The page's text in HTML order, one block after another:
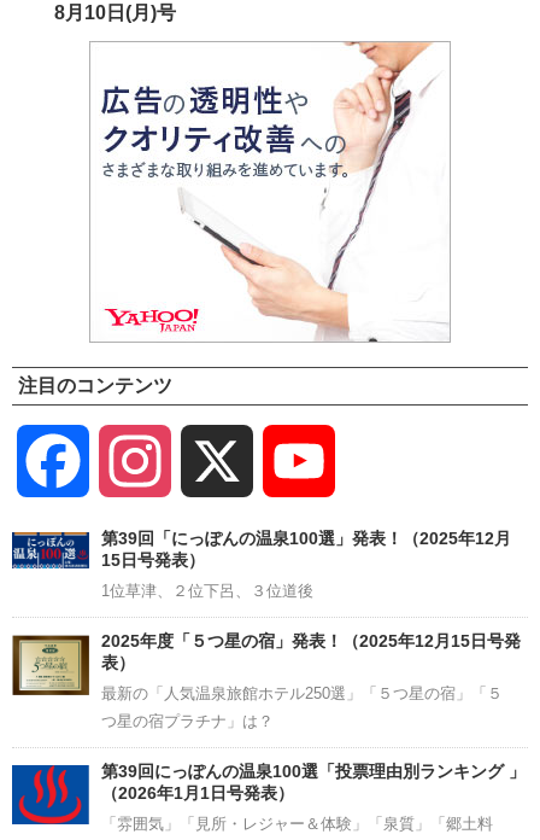
8月10日(月)号
注目のコンテンツ
Facebook Instagram
Channel
第39回「にっぽんの温泉100選」発表！（2025年12月
15日号発表）
1位草津、２位下呂、３位道後
2025年度「５つ星の宿」発表！（2025年12月15日号発
表）
最新の「人気温泉旅館ホテル250選」「５つ星の宿」「５
つ星の宿プラチナ」は？
第39回にっぽんの温泉100選「投票理由別ランキング 」
（2026年1月1日号発表）
「雰囲気」「見所・レジャー＆体験」「泉質」「郷土料